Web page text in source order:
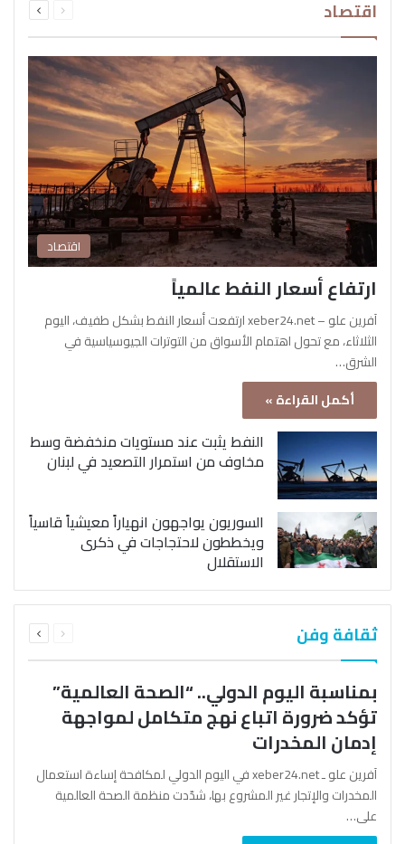
اقتصاد الصفحةالصفحة
اقتصاد
ارتفاع أسعار النفط عالمياً
آفرين علو – xeber24.net ارتفعت أسعار النفط بشكل طفيف، اليوم
الثلاثاء، مع تحول اهتمام الأسواق من التوترات الجيوسياسية في
الشرق…
أكمل القراءة »
النفط يثبت عند مستويات منخفضة وسط
مخاوف من استمرار التصعيد في لبنان
السوريون يواجهون انهياراً معيشياً قاسياً
ويخططون لاحتجاجات في ذكرى
الاستقلال
ثقافة وفن الصفحةالصفحة
بمناسبة اليوم الدولي.. “الصحة العالمية”
تؤكد ضرورة اتباع نهج متكامل لمواجهة
إدمان المخدرات
آفرين علو ـ xeber24.net في اليوم الدولي لمكافحة إساءة استعمال
المخدرات والإتجار غير المشروع بها، شدّدت منظمة الصحة العالمية
على…